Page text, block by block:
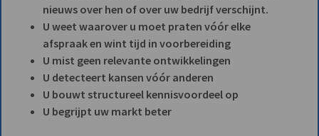
nieuws over hen of over uw bedrijf verschijnt.
U weet waarover u moet praten vóór elke
afspraak en wint tijd in voorbereiding
U mist geen relevante ontwikkelingen
U detecteert kansen vóór anderen
U bouwt structureel kennisvoordeel op
U begrijpt uw markt beter